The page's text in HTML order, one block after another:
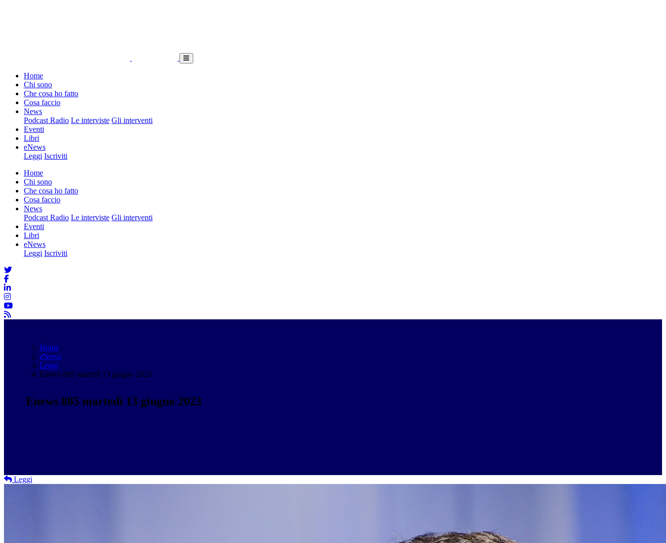
Home
Chi sono
Che cosa ho fatto
Cosa faccio
News
Podcast Radio Le interviste Gli interventi
Eventi
Libri
eNews
Leggi Iscriviti
Home
Chi sono
Che cosa ho fatto
Cosa faccio
News
Podcast Radio Le interviste Gli interventi
Eventi
Libri
eNews
Leggi Iscriviti
Home
eNews
Leggi
Enews 885 martedì 13 giugno 2023
Enews 885 martedì 13 giugno 2023
Leggi